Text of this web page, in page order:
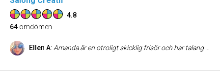
4.8
64 omdömen
Ellen A: Amanda är en otroligt skicklig frisör och har talang för att skapa just den färg du önskar. Ger alltid bra råd och förslag - och får alltid fram fantastiska resultat! Kommer aldrig gå någon annanstans igen!